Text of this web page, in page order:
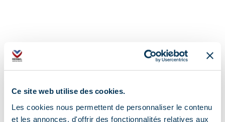
Ce site web utilise des cookies.
Les cookies nous permettent de personnaliser le contenu
et les annonces, d'offrir des fonctionnalités relatives aux